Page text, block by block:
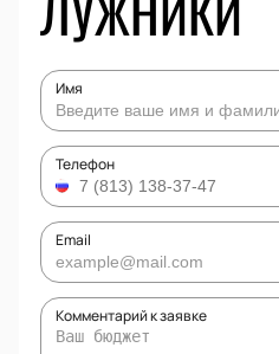
Имя
Телефон
Email
Комментарий к заявке